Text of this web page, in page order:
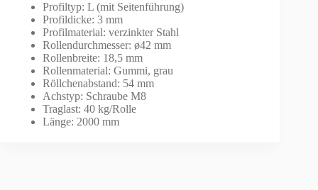
Profiltyp: L (mit Seitenführung)
Profildicke: 3 mm
Profilmaterial: verzinkter Stahl
Rollendurchmesser: ø42 mm
Rollenbreite: 18,5 mm
Rollenmaterial: Gummi, grau
Röllchenabstand: 54 mm
Achstyp: Schraube M8
Traglast: 40 kg/Rolle
Länge: 2000 mm